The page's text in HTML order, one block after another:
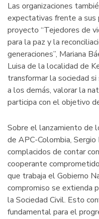
Las organizaciones
expectativas frente a
proyecto “Tejedores de
para la paz y la
generaciones”, Mariana
Luisa de la localidad de
transformar la sociedad
a los demás, valorar la
participa con el objetivo
Sobre el lanzamiento de
de APC-Colombia,
complacidos de contar
cooperante
que trabaja el Gobierno
compromiso se extienda
la Sociedad Civil. Esto
fundamental para el